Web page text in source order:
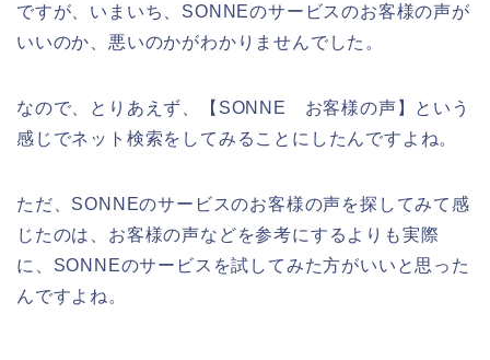
ですが、いまいち、SONNEのサービスのお客様の声が
いいのか、悪いのかがわかりませんでした。
なので、とりあえず、【SONNE お客様の声】という
感じでネット検索をしてみることにしたんですよね。
ただ、SONNEのサービスのお客様の声を探してみて感
じたのは、お客様の声などを参考にするよりも実際
に、SONNEのサービスを試してみた方がいいと思った
んですよね。